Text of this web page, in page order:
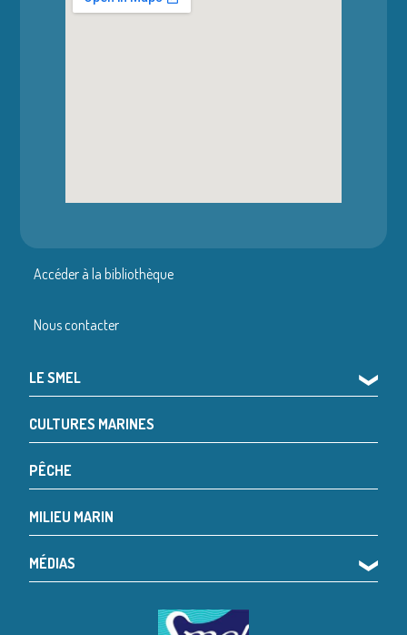
Accéder à la bibliothèque
Nous contacter
LE SMEL ❯
CULTURES MARINES
PÊCHE
MILIEU MARIN
MÉDIAS ❯